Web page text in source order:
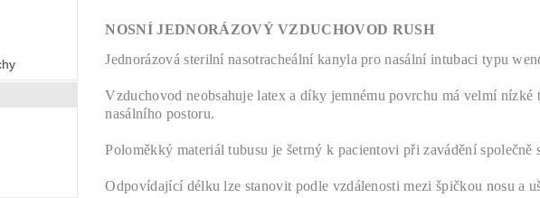
NOSNÍ JEDNORÁZOVÝ VZDUCHOVOD RUSH
Jednorázová sterilní nasotracheální kanyla pro nasální intubaci typu
Vzduchovod neobsahuje latex a díky jemnému povrchu má velmí nízké
nasálního postoru.
Poloměkký materiál tubusu je šetrný k pacientovi při zavádění společně
Odpovídající délku lze stanovit podle vzdálenosti mezi špičkou nosu a